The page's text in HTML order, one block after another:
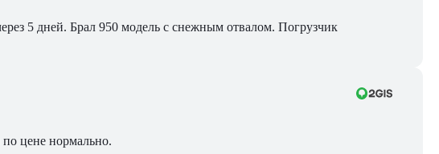
5 дней. Брал 950 модель с снежным отвалом. Погрузчик
по цене нормально.